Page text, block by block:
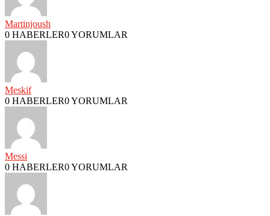
Martinjoush
0 HABERLER0 YORUMLAR
Meskif
0 HABERLER0 YORUMLAR
Messi
0 HABERLER0 YORUMLAR